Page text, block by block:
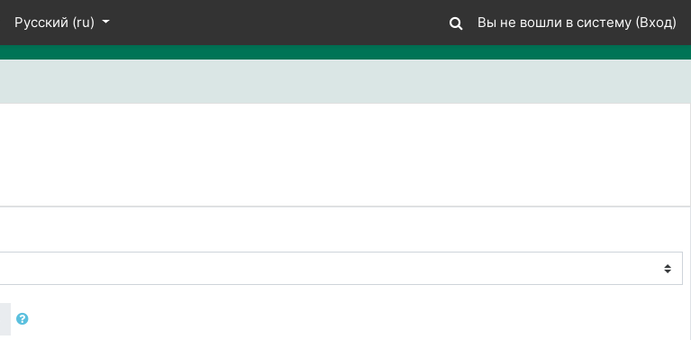
Русский ‎(ru)‎ Вы не вошли в систему (Вход)